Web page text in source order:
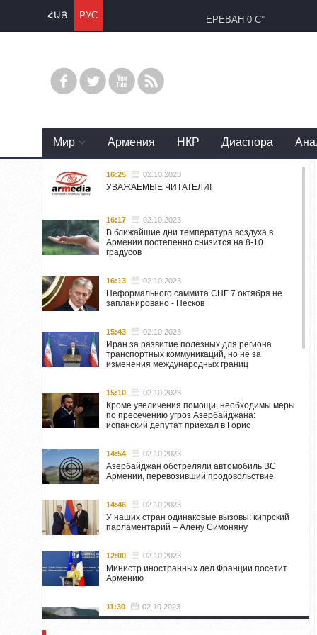
ՀԱՅ РУС ЕРЕВАН 0 C°
Mир Армения НКР Диаспора
16:25 02.10.2023
УВАЖАЕМЫЕ ЧИТАТЕЛИ!
16:17 02.10.2023
В ближайшие дни температура воздуха в
Армении постепенно снизится на 8-10
градусов
16:13 02.10.2023
Неформального саммита СНГ 7 октября не
запланировано - Песков
15:43 02.10.2023
Иран за развитие полезных для региона
транспортных коммуникаций, но не за
изменения международных границ
15:10 02.10.2023
Кроме увеличения помощи, необходимы меры
по пресечению угроз Азербайджана:
испанский депутат приехал в Горис
14:54 02.10.2023
Азербайджан обстреляли автомобиль ВС
Армении, перевозивший продовольствие
14:46 02.10.2023
У наших стран одинаковые вызовы: кипрский
парламентарий – Алену Симоняну
12:00 02.10.2023
Министр иностранных дел Франции посетит
Армению
11:30 02.10.2023
Самвел Шахраманян и группа ответственных